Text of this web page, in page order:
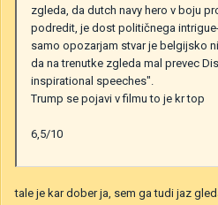
zgleda, da dutch navy hero v boju
podredit, je dost političnega
samo opozarjam stvar je belgijsko
da na trenutke zgleda mal prevec
inspirational speeches".
Trump se pojavi v filmu to je kr top
6,5/10
tale je kar dober ja, sem ga tudi jaz